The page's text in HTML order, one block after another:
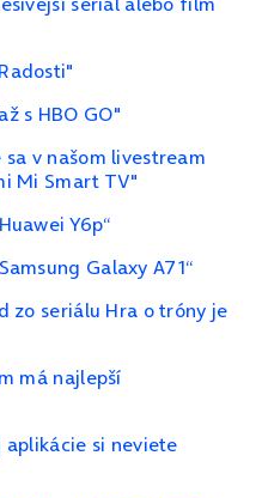
s HBO GO"
v našom livestream
Mi Smart TV"
Y6p“
Galaxy A71“
zo seriálu Hra o tróny je
má najlepší
si neviete